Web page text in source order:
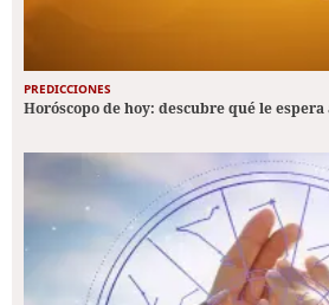
PREDICCIONES
Horóscopo de hoy: descubre qué le